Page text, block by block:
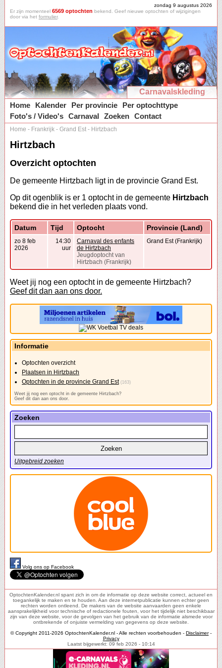
zondag 9 augustus 2026
Er zijn momenteel 6569 optochten bekend. Geef nieuwe optochten of wijzigingen
door via het formulier.
Carnavalskleding
Home
Kalender Per provincie
Per optochttype
Foto's / Video's Carnaval Zoeken Contact
Home - Frankrijk - Grand Est - Hirtzbach
Hirtzbach
Overzicht optochten
De gemeente Hirtzbach ligt in de provincie Grand Est.
Op dit ogenblik is er 1 optocht in de gemeente Hirtzbach
bekend die in het verleden plaats vond.
Datum Tijd Optocht Provincie (Land)
zo 8 feb
2026
14:30
uur
Carnaval des enfants
de Hirtzbach
Jeugdoptocht van
Hirtzbach (Frankrijk)
Grand Est (Frankrijk)
Weet jij nog een optocht in de gemeente Hirtzbach?
Geef dit dan aan ons door.
Informatie
Optochten overzicht
Plaatsen in Hirtzbach
Optochten in de provincie Grand Est (163)
Weet jij nog een optocht in de gemeente Hirtzbach?
Geef dit dan aan ons door.
Zoeken
Uitgebreid zoeken
Volg ons op Facebook
OptochtenKalender.nl spant zich in om de informatie op deze website correct, actueel en
toegankelijk te maken en te houden. Aan deze internetpublicatie kunnen echter geen
rechten worden ontleend. De makers van de website aanvaarden geen enkele
aansprakelijkheid voor technische of redactionele fouten, voor het tijdelijk niet beschikbaar
zijn van deze website, voor de gevolgen van het gebruik van de informatie alsmede voor
ontbrekende of onjuiste vermelding van gegevens op deze website.
© Copyright 2011-2026 OptochtenKalender.nl - Alle rechten voorbehouden - Disclaimer-
Privacy
Laatst bijgewerkt: 09 feb 2026 - 10:14